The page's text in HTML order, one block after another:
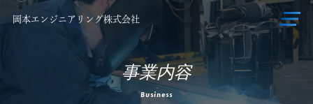
岡本エンジニアリング株式会社
事業内容
Business